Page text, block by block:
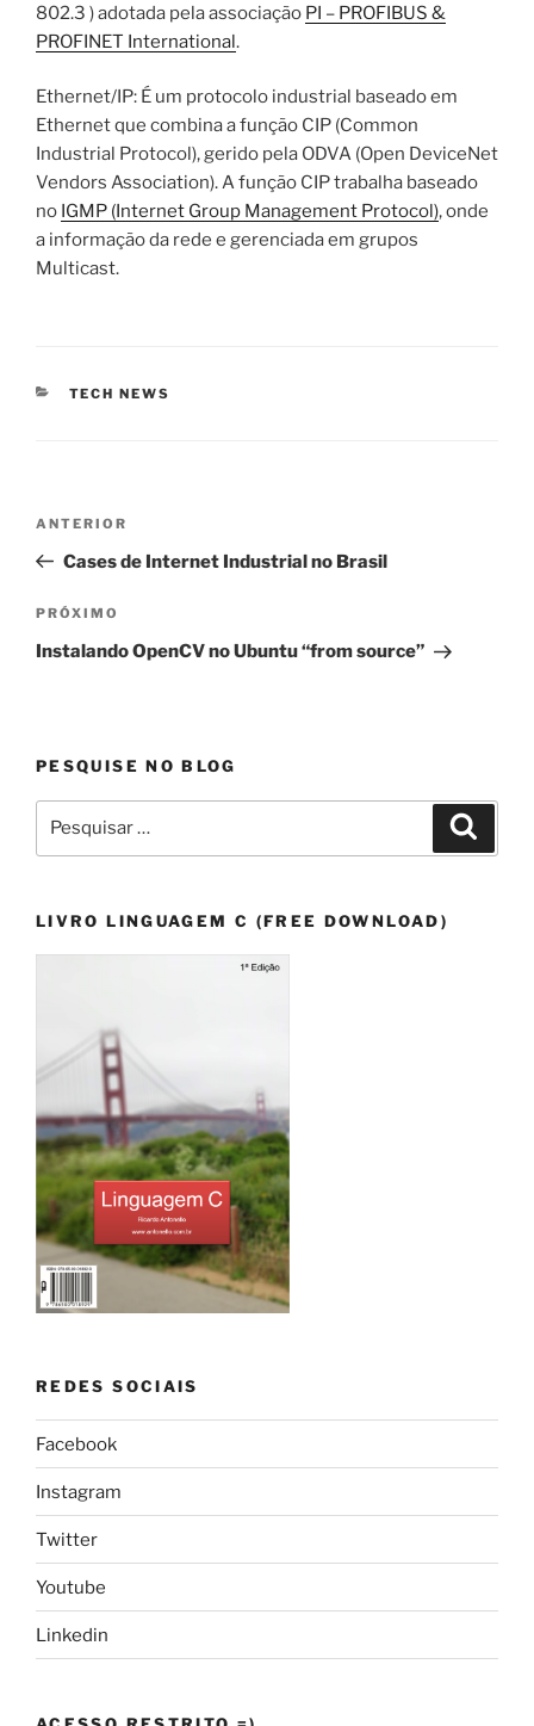
802.3 ) adotada pela associação PI – PROFIBUS &
PROFINET International.
Ethernet/IP: É um protocolo industrial baseado em
Ethernet que combina a função CIP (Common
Industrial Protocol), gerido pela ODVA (Open DeviceNet
Vendors Association). A função CIP trabalha baseado
no IGMP (Internet Group Management Protocol), onde
a informação da rede e gerenciada em grupos
Multicast.
CATEGORIAS
TECH NEWS
Post
Post
anterior
ANTERIOR
Cases de Internet Industrial no Brasil
Próximo
post
PRÓXIMO
Instalando OpenCV no Ubuntu “from source”
PESQUISE NO BLOG
por:
LIVRO LINGUAGEM C (FREE DOWNLOAD)
REDES SOCIAIS
Facebook
Instagram
Twitter
Youtube
Linkedin